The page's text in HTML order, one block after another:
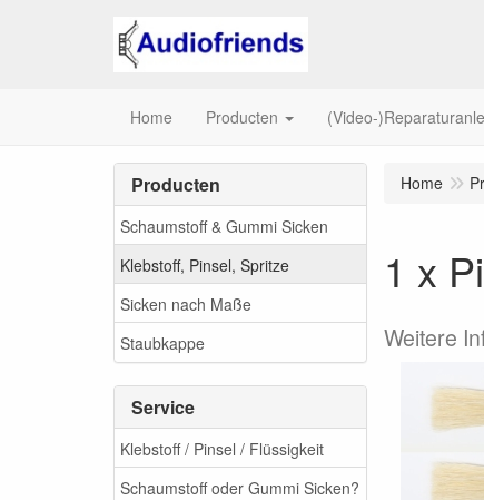
Home Producten (Video-
Producten
Schaumstoff & Gummi Sicken
Klebstoff, Pinsel, Spritze
Sicken nach Maße
Staubkappe
Service
Klebstoff / Pinsel / Flüssigkeit
Schaumstoff oder Gummi Sicken?
Home
1 x
Weitere